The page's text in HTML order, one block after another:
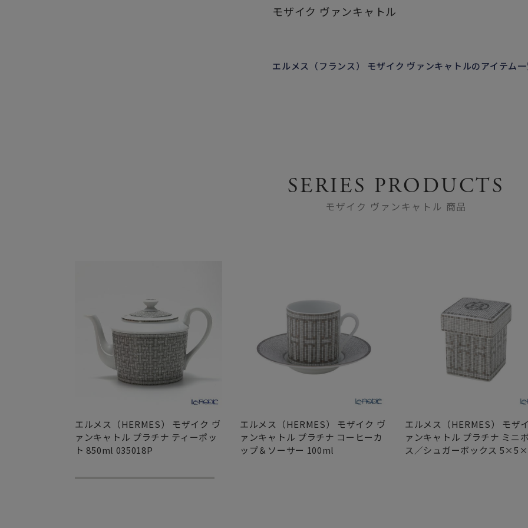
モザイク ヴァンキャトル
エルメス（フランス） モザイク ヴァンキャトルのアイテム
SERIES PRODUCTS
モザイク ヴァンキャトル 商品
エルメス（HERMES） モザイク ヴ
ァンキャトル プラチナ ティーポッ
ト 850ml 035018P
エルメス（HERMES） モザイク ヴ
ァンキャトル プラチナ コーヒーカ
ップ＆ソーサー 100ml
エルメス（HERMES） モザ
ァンキャトル プラチナ ミニ
ス／シュガーボックス